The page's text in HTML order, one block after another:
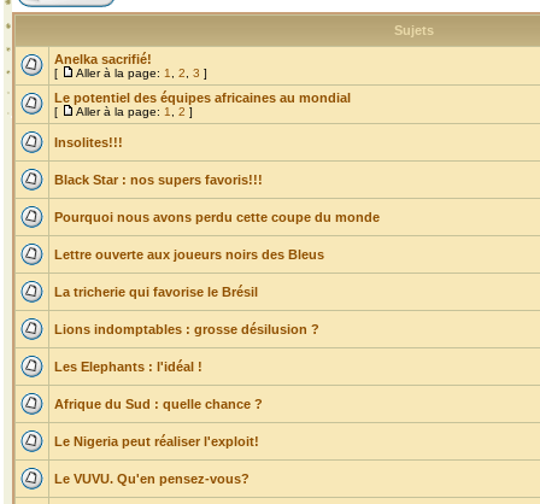
Sujets
Anelka sacrifié!
[ Aller à la page: 1 2 3 ]
Le potentiel des équipes africaines au mondial
[ Aller à la page: 1 2 ]
Insolites!!!
Black Star : nos supers favoris!!!
Pourquoi nous avons perdu cette coupe du monde
Lettre ouverte aux joueurs noirs des Bleus
La tricherie qui favorise le Brésil
Lions indomptables : grosse désilusion ?
Les Elephants : l'idéal !
Afrique du Sud : quelle chance ?
Le Nigeria peut réaliser l'exploit!
Le VUVU. Qu'en pensez-vous?